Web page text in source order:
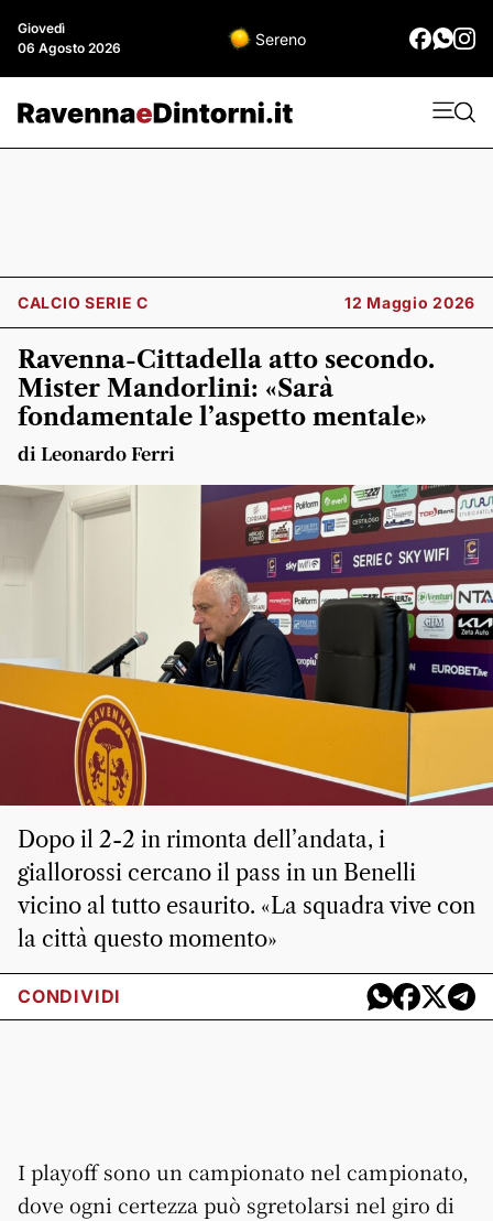
Giovedì
06 Agosto 2026
Sereno
CALCIO SERIE C 12 Maggio 2026
Ravenna-Cittadella atto secondo.
Mister Mandorlini: «Sarà
fondamentale l’aspetto mentale»
di Leonardo Ferri
Dopo il 2-2 in rimonta dell’andata, i
giallorossi cercano il pass in un Benelli
vicino al tutto esaurito. «La squadra vive con
la città questo momento»
CONDIVIDI
I playoff sono un campionato nel campionato,
dove ogni certezza può sgretolarsi nel giro di